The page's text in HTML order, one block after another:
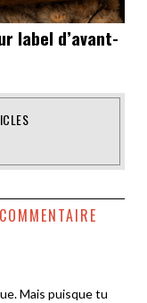
label d’avant-
Mais puisque tu